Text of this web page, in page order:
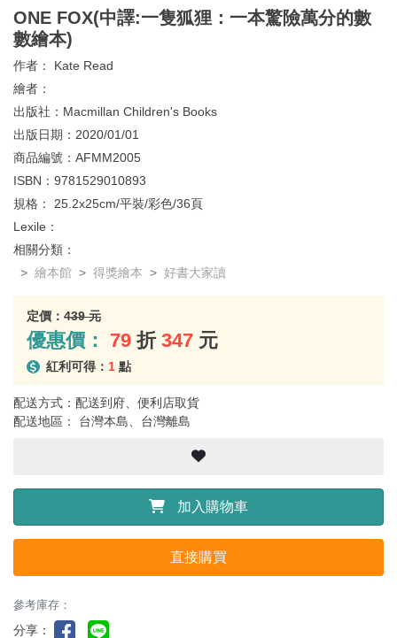
ONE FOX(中譯:一隻狐狸：一本驚險萬分的數
數繪本)
作者： Kate Read
繪者：
出版社： Macmillan Children's Books
出版日期： 2020/01/01
商品編號： AFMM2005
ISBN： 9781529010893
規格： 25.2x25cm/平裝/彩色/36頁
Lexile：
相關分類：
繪本館
得獎繪本 好書大家讀
定價： 439 元
優惠價： 79 折 347 元
紅利可得： 1 點
配送方式：配送到府、便利店取貨
配送地區： 台灣本島、台灣離島
加入購物車
直接購買
參考庫存：
分享：